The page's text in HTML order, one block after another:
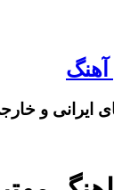
آهنگ
ایرانی و